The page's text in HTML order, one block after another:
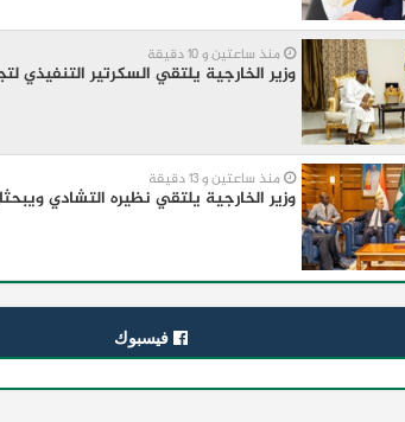
منذ ساعتين و 10 دقيقة
وزير الخارجية يلتقي السكرتير التنفيذي
منذ ساعتين و 13 دقيقة
وزير الخارجية يلتقي نظيره التشادي
فيسبوك